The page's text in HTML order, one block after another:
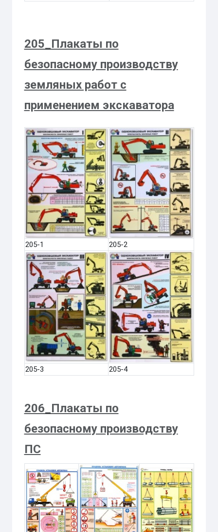
205_Плакаты по
безопасному производству
земляных работ с
применением экскаватора
205-1 205-2
205-3 205-4
206_Плакаты по
безопасному производству
ПС